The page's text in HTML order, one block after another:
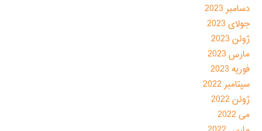
دسامبر 2023
جولای 2023
ژوئن 2023
مارس 2023
فوریه 2023
سپتامبر 2022
ژوئن 2022
می 2022